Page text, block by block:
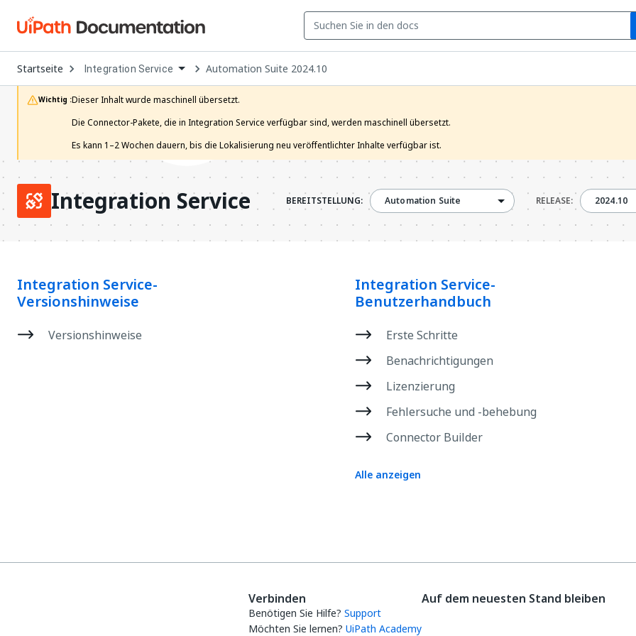
Startseite Open
Dropdown
to
choose
product
Integration Service Automation Suite 2024.10
Wichtig :Dieser Inhalt wurde maschinell übersetzt.
Die Connector-Pakete, die in Integration Service verfügbar sind, werden maschinell übersetzt.
Es kann 1–2 Wochen dauern, bis die Lokalisierung neu veröffentlichter Inhalte verfügbar ist.
Integration Service BEREITSTELLUNG: Automation Suite RELEASE:2024.102024.10
Integration Service-
Versionshinweise
Versionshinweise
Integration Service-
Benutzerhandbuch
Erste Schritte
Benachrichtigungen
Lizenzierung
Fehlersuche und ‑behebung
Connector Builder
Alle anzeigen
Verbinden
Benötigen Sie Hilfe? Support
Möchten Sie lernen? UiPath Academy
Auf dem neuesten Stand bleiben